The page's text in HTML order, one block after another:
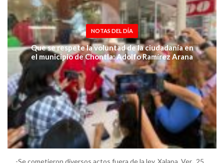
NOTAS DEL DÍA
Que se respete la voluntad de la ciudadanía en
el municipio de Chontla: Adolfo Ramírez Arana